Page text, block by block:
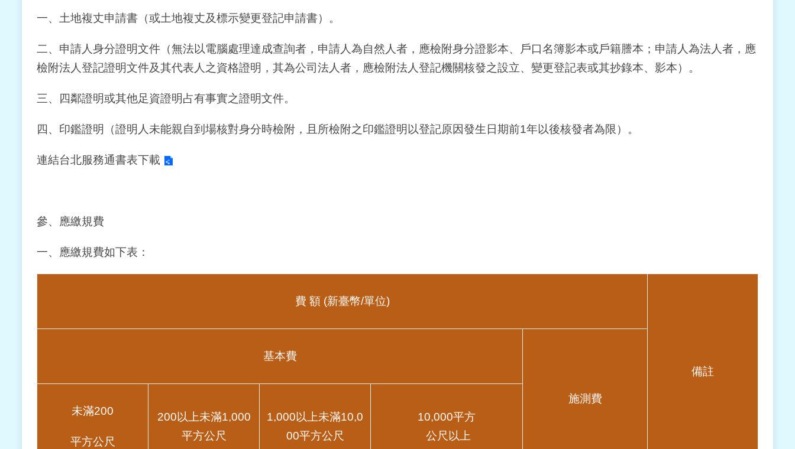
一、土地複丈申請書（或土地複丈及標示變更登記申請書）。
二、申請人身分證明文件（無法以電腦處理達成查詢者，申請人為自然人者，應檢附身分證影本、戶口名簿影本或戶籍謄本；申請人為法人者，應
檢附法人登記證明文件及其代表人之資格證明，其為公司法人者，應檢附法人登記機關核發之設立、變更登記表或其抄錄本、影本）。
三、四鄰證明或其他足資證明占有事實之證明文件。
四、印鑑證明（證明人未能親自到場核對身分時檢附，且所檢附之印鑑證明以登記原因發生日期前1年以後核發者為限）。
連結台北服務通書表下載
參、應繳規費
一、應繳規費如下表：
費 額 (新臺幣/單位)
備註
基本費
施測費
未滿200
平方公尺
200以上未滿1,000
平方公尺
1,000以上未滿10,0
00平方公尺
10,000平方
公尺以上